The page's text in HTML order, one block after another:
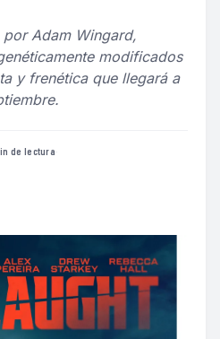
Adam Wingard,
modificados
y frenética que llegará a
de lectura·